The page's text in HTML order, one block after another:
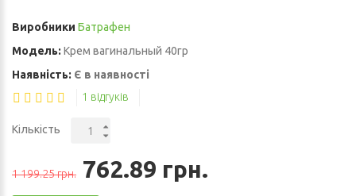
Виробники Батрафен
Модель: Крем вагинальный 40гр
Наявність: Є в наявності
1 відгуків
Кількість
1 199.25 грн. 762.89 грн.